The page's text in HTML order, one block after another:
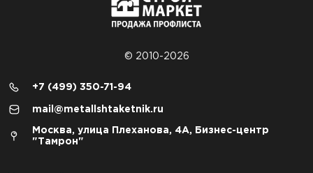
© 2010-2026
+7 (499) 350-71-94
mail@metallshtaketnik.ru
Москва, улица Плеханова, 4А, Бизнес-центр
"Тамрон"